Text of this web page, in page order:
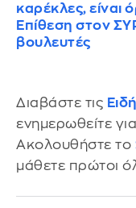
καρέκλες, είναι
Επίθεση στον
βουλευτές
Διαβάστε τις
ενημερωθείτε
Ακολουθήστε το
μάθετε πρώτοι